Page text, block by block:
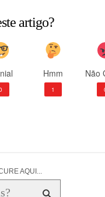
artigo?
Hmm
1
Não
AQUI...